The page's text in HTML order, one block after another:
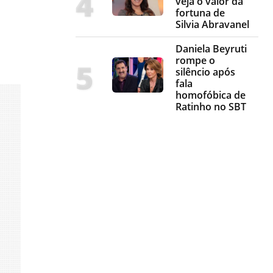
fortuna de
Silvia Abravanel
Daniela Beyruti
rompe o
silêncio após
fala
homofóbica de
Ratinho no SBT